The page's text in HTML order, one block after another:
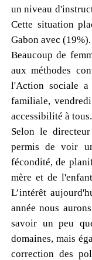
un niveau
Cette situation
Gabon avec (19%).
Beaucoup de
aux méthodes
l'Action sociale a
familiale,
accessibilité à tous.
Selon le
permis de voir
fécondité, de
mère et de
L’intérêt
année nous
savoir un peu
domaines, mais
correction des